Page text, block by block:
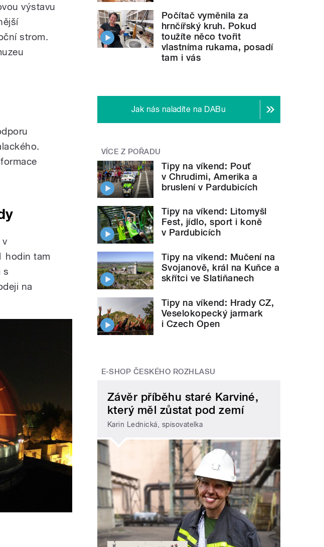
výstavu
strom.
v
hodin tam
s
na
Počítač vyměnila za
hrnčířský kruh. Pokud
toužíte něco tvořit
vlastníma rukama, posadí
tam i vás
Jak nás naladíte na DABu
VÍCE Z POŘADU
Tipy na víkend: Pouť
v Chrudimi, Amerika a
bruslení v Pardubicích
Tipy na víkend: Litomyšl
Fest, jídlo, sport i koně
v Pardubicích
Tipy na víkend: Mučení na
Svojanově, král na Kuňce a
skřítci ve Slatiňanech
Tipy na víkend: Hrady CZ,
Veselokopecký jarmark
i Czech Open
E-SHOP ČESKÉHO ROZHLASU
Závěr příběhu staré Karviné,
který měl zůstat pod zemí
Karin Lednická, spisovatelka